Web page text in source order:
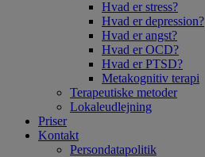
Hvad er stress?
Hvad er depression?
Hvad er angst?
Hvad er OCD?
Hvad er PTSD?
Metakognitiv terapi
Terapeutiske metoder
Lokaleudlejning
Priser
Kontakt
Persondatapolitik